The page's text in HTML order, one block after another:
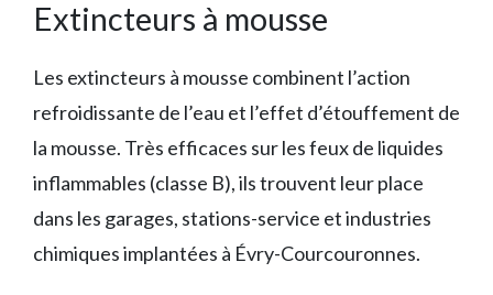
Extincteurs à mousse
Les extincteurs à mousse combinent l’action
refroidissante de l’eau et l’effet d’étouffement de
la mousse. Très efficaces sur les feux de liquides
inflammables (classe B), ils trouvent leur place
dans les garages, stations-service et industries
chimiques implantées à Évry-Courcouronnes.